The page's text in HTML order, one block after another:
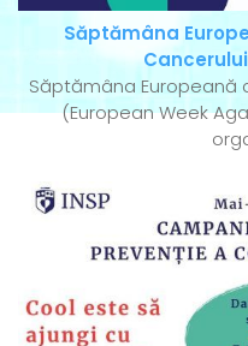
Săptămâna
Săptămâna Europeană
(European Week